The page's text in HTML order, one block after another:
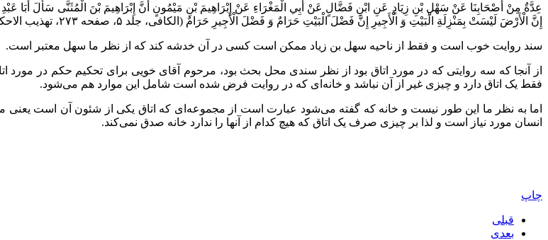
عِدَّةٌ مِنْ أَصْحَابِنَا عَنْ سَهْلِ بْنِ زِيَادٍ عَنِ ابْنِ فَضَّالٍ عَنْ أَبِي الْمَغْرَاءِ عَنْ إِبْرَاهِيمَ بْنِ مَيْمُونٍ أَنَّ إِبْرَاهِيمَ بْنَ الْمُثَنَّى سَأَلَ أَبَا
إِنَّ الْأَرْضَ لَيْسَتْ بِمَنْزِلَةِ الْبَيْتِ وَ الْأَجِيرِ إِنَّ فَضْلَ الْبَيْتِ حَرَامٌ وَ فَضْلَ الْأَجِيرِ حَرَامٌ‌ (الکافی، جلد ۵، صفحه ۲۷۳، تهذیب الاحکام، جلد ۷، صفحه ۲۰۲)
سند روایت خوب است و فقط از ناحیه سهل بن زیاد ممکن است کسی در آن خدشه کند که از نظر ما سهل معتبر است.
از آنجا که سه روایتی که در مورد اتاق بود از نظر سندی محل بحث بود، مرحوم آقای خویی برای تحکیم حکم در
فقط یک اتاق دارد و چیزی غیر از آن نباشد و خانه‌ای که در روایت فرض شده‌ است شامل این موارد هم می‌شود.
اما به نظر ما این طور نیست و خانه که گفته می‌شود عبارت است از مجموعه‌ای که اتاق یکی از شئون آن است یعنی
انسان مورد نیاز است و لذا بر چیزی صرف یک اتاق که هیچ کدام از آنها را ندارد خانه صدق نمی‌کند.
چاپ
قبلی
بعدی